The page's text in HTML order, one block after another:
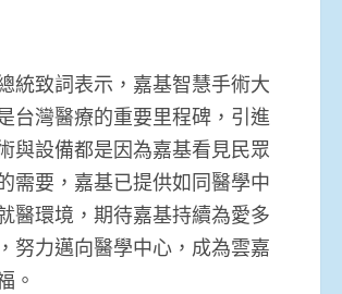
統致詞表示，嘉基智慧手術大
台灣醫療的重要里程碑，引進
與設備都是因為嘉基看見民眾
需要，嘉基已提供如同醫學中
醫環境，期待嘉基持續為愛多
努力邁向醫學中心，成為雲嘉
。